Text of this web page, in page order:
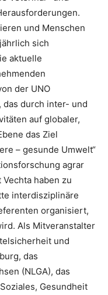
und Menschen
sich
aktuelle
der UNO
das durch inter- und
auf globaler,
das Ziel
– gesunde Umwelt“
agrar
haben zu
interdisziplinäre
organisiert,
Als Mitveranstalter
und
das
(NLGA), das
Gesundheit